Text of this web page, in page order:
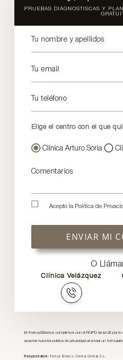
PRUEBAS DIÁGNOSTISCAS Y
Tu nombre y apellidos
Tu email
Tu teléfono
Elige el centro con el que
Clínica Arturo Soria
Comentarios
Acepto la Política de
ENVIAR MI
O
Clínica Velázquez
En Ferrus&Bratos cumplimos con el RGPD de la UE por
aceptar nuestra política de privacidad al enviar un
Responsable: Ferrus Bratos Clínica Dental S.L.